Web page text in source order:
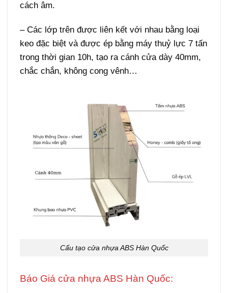
cách âm.
– Các lớp trên được liên kết với nhau bằng loại
keo đặc biệt và được ép bằng máy thuỷ lực 7 tấn
trong thời gian 10h, tạo ra cánh cửa dày 40mm,
chắc chắn, không cong vênh…
Cấu tạo cửa nhựa ABS Hàn Quốc
Báo Giá cửa nhựa ABS Hàn Quốc: